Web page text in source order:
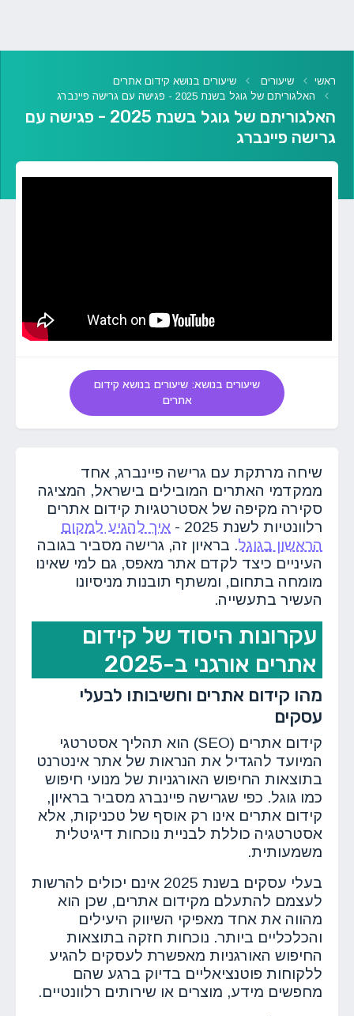
ראשי שיעורים
שיעורים בנושא קידום אתרים
האלגוריתם של גוגל בשנת 2025 - פגישה עם גרישה פיינברג
האלגוריתם של גוגל בשנת 2025 - פגישה עם
גרישה פיינברג
שיעורים בנושא: שיעורים בנושא קידום
אתרים
שיחה מרתקת עם גרישה פיינברג, אחד
ממקדמי האתרים המובילים בישראל, המציגה
סקירה מקיפה של אסטרטגיות קידום אתרים
רלוונטיות לשנת 2025 -
איך להגיע למקום
הראשון בגוגל. בראיון זה, גרישה מסביר בגובה
העיניים כיצד לקדם אתר מאפס, גם למי שאינו
מומחה בתחום, ומשתף תובנות מניסיונו
העשיר בתעשייה.
עקרונות היסוד של קידום
אתרים אורגני ב-2025
מהו קידום אתרים וחשיבותו לבעלי
עסקים
קידום אתרים (SEO) הוא תהליך אסטרטגי
המיועד להגדיל את הנראות של אתר אינטרנט
בתוצאות החיפוש האורגניות של מנועי חיפוש
כמו גוגל. כפי שגרישה פיינברג מסביר בראיון,
קידום אתרים אינו רק אוסף של טכניקות, אלא
אסטרטגיה כוללת לבניית נוכחות דיגיטלית
משמעותית.
בעלי עסקים בשנת 2025 אינם יכולים להרשות
לעצמם להתעלם מקידום אתרים, שכן הוא
מהווה את אחד מאפיקי השיווק היעילים
והכלכליים ביותר. נוכחות חזקה בתוצאות
החיפוש האורגניות מאפשרת לעסקים להגיע
ללקוחות פוטנציאליים בדיוק ברגע שהם
מחפשים מידע, מוצרים או שירותים רלוונטיים.